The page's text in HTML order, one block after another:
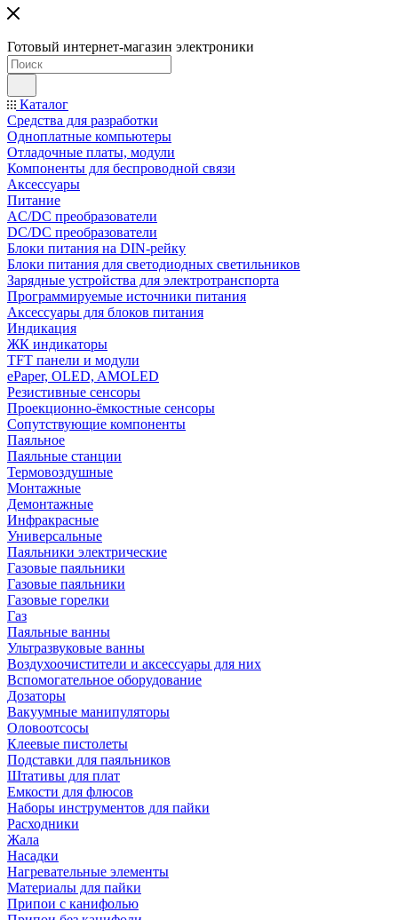
Готовый интернет-магазин электроники
Каталог
Средства для разработки
Одноплатные компьютеры
Отладочные платы, модули
Компоненты для беспроводной связи
Аксессуары
Питание
AC/DC преобразователи
DC/DC преобразователи
Блоки питания на DIN-рейку
Блоки питания для светодиодных светильников
Зарядные устройства для электротранспорта
Программируемые источники питания
Аксессуары для блоков питания
Индикация
ЖК индикаторы
TFT панели и модули
ePaper, OLED, AMOLED
Резистивные сенсоры
Проекционно-ёмкостные сенсоры
Сопутствующие компоненты
Паяльное
Паяльные станции
Термовоздушные
Монтажные
Демонтажные
Инфракрасные
Универсальные
Паяльники электрические
Газовые паяльники
Газовые паяльники
Газовые горелки
Газ
Паяльные ванны
Ультразвуковые ванны
Воздухоочистители и аксессуары для них
Вспомогательное оборудование
Дозаторы
Вакуумные манипуляторы
Оловоотсосы
Клеевые пистолеты
Подставки для паяльников
Штативы для плат
Емкости для флюсов
Наборы инструментов для пайки
Расходники
Жала
Насадки
Нагревательные элементы
Материалы для пайки
Припои с канифолью